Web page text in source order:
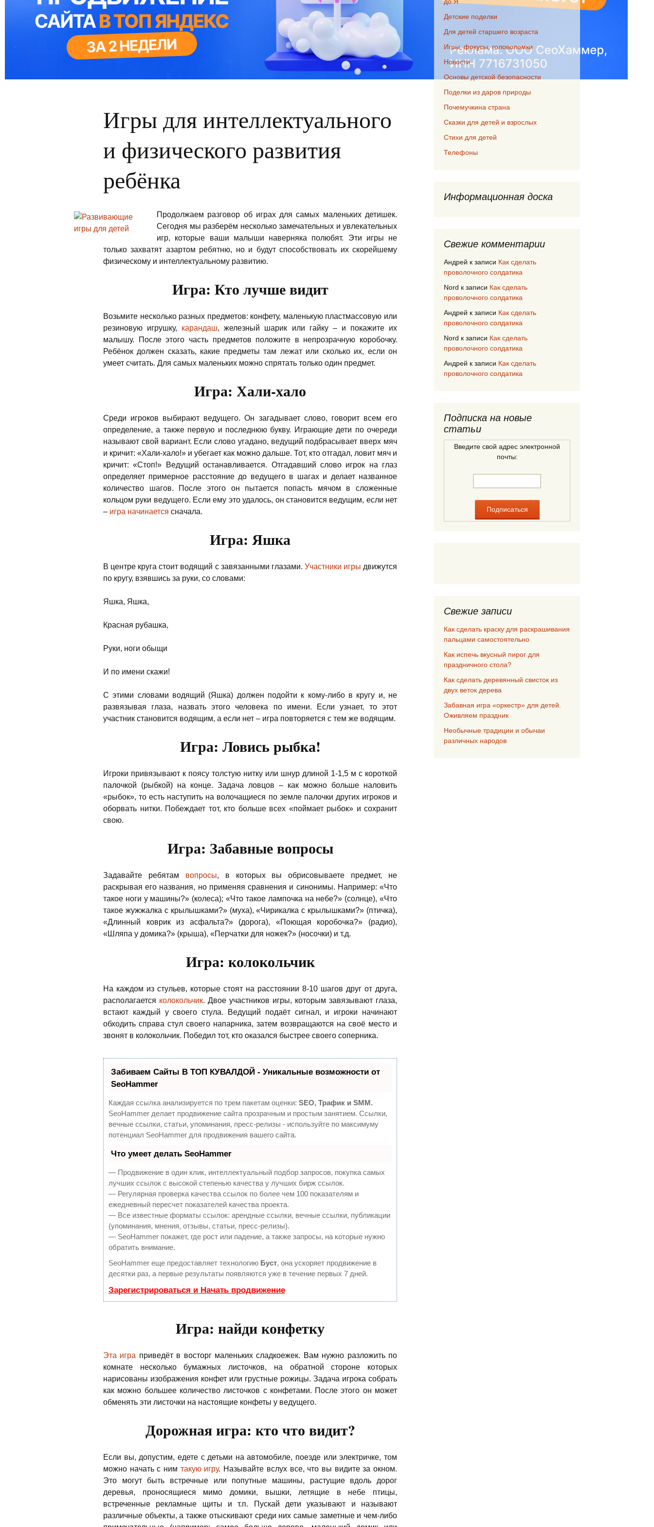
Игры для интеллектуального
и физического развития
ребёнка
Продолжаем разговор об играх для самых маленьких детишек.
Сегодня мы разберём несколько замечательных и увлекательных
игр, которые ваши малыши наверняка полюбят. Эти игры не
только захватят азартом ребятню, но и будут способствовать их скорейшему
физическому и интеллектуальному развитию.
Игра: Кто лучше видит
Возьмите несколько разных предметов: конфету, маленькую пластмассовую или
резиновую игрушку, карандаш, железный шарик или гайку – и покажите их
малышу. После этого часть предметов положите в непрозрачную коробочку.
Ребёнок должен сказать, какие предметы там лежат или сколько их, если он
умеет считать. Для самых маленьких можно спрятать только один предмет.
Игра: Хали-хало
Среди игроков выбирают ведущего. Он загадывает слово, говорит всем его
определение, а также первую и последнюю букву. Играющие дети по очереди
называют свой вариант. Если слово угадано, ведущий подбрасывает вверх мяч
и кричит: «Хали-хало!» и убегает как можно дальше. Тот, кто отгадал, ловит мяч и
кричит: «Стоп!» Ведущий останавливается. Отгадавший слово игрок на глаз
определяет примерное расстояние до ведущего в шагах и делает названное
количество шагов. После этого он пытается попасть мячом в сложенные
кольцом руки ведущего. Если ему это удалось, он становится ведущим, если нет
– игра начинается сначала.
Игра: Яшка
В центре круга стоит водящий с завязанными глазами. Участники игры движутся
по кругу, взявшись за руки, со словами:
Яшка, Яшка,
Красная рубашка,
Руки, ноги обыщи
И по имени скажи!
С этими словами водящий (Яшка) должен подойти к кому-либо в кругу и, не
развязывая глаза, назвать этого человека по имени. Если узнает, то этот
участник становится водящим, а если нет – игра повторяется с тем же водящим.
Игра: Ловись рыбка!
Игроки привязывают к поясу толстую нитку или шнур длиной 1-1,5 м с короткой
палочкой (рыбкой) на конце. Задача ловцов – как можно больше наловить
«рыбок», то есть наступить на волочащиеся по земле палочки других игроков и
оборвать нитки. Побеждает тот, кто больше всех «поймает рыбок» и сохранит
свою.
Игра: Забавные вопросы
Задавайте ребятам вопросы, в которых вы обрисовываете предмет, не
раскрывая его названия, но применяя сравнения и синонимы. Например: «Что
такое ноги у машины?» (колеса); «Что такое лампочка на небе?» (солнце), «Что
такое жужжалка с крылышками?» (муха), «Чирикалка с крылышками?» (птичка),
«Длинный коврик из асфальта?» (дорога), «Поющая коробочка?» (радио),
«Шляпа у домика?» (крыша), «Перчатки для ножек?» (носочки) и т.д.
Игра: колокольчик
На каждом из стульев, которые стоят на расстоянии 8-10 шагов друг от друга,
располагается колокольчик. Двое участников игры, которым завязывают глаза,
встают каждый у своего стула. Ведущий подаёт сигнал, и игроки начинают
обходить справа стул своего напарника, затем возвращаются на своё место и
звонят в колокольчик. Победил тот, кто оказался быстрее своего соперника.
Забиваем Сайты В ТОП КУВАЛДОЙ - Уникальные возможности от
SeoHammer
Каждая ссылка анализируется по трем пакетам оценки: SEO, Трафик и SMM.
SeoHammer делает продвижение сайта прозрачным и простым занятием. Ссылки,
вечные ссылки, статьи, упоминания, пресс-релизы - используйте по максимуму
потенциал SeoHammer для продвижения вашего сайта.
Что умеет делать SeoHammer
— Продвижение в один клик, интеллектуальный подбор запросов, покупка самых
лучших ссылок с высокой степенью качества у лучших бирж ссылок.
— Регулярная проверка качества ссылок по более чем 100 показателям и
ежедневный пересчет показателей качества проекта.
— Все известные форматы ссылок: арендные ссылки, вечные ссылки, публикации
(упоминания, мнения, отзывы, статьи, пресс-релизы).
— SeoHammer покажет, где рост или падение, а также запросы, на которые нужно
обратить внимание.
SeoHammer еще предоставляет технологию Буст, она ускоряет продвижение в
десятки раз, а первые результаты появляются уже в течение первых 7 дней.
Зарегистрироваться и Начать продвижение
Игра: найди конфетку
Эта игра приведёт в восторг маленьких сладкоежек. Вам нужно разложить по
комнате несколько бумажных листочков, на обратной стороне которых
нарисованы изображения конфет или грустные рожицы. Задача игрока собрать
как можно большее количество листочков с конфетами. После этого он может
обменять эти листочки на настоящие конфеты у ведущего.
Дорожная игра: кто что видит?
Если вы, допустим, едете с детьми на автомобиле, поезде или электричке, том
можно начать с ним такую игру. Называйте вслух все, что вы видите за окном.
Это могут быть встречные или попутные машины, растущие вдоль дорог
деревья, проносящиеся мимо домики, вышки, летящие в небе птицы,
встреченные рекламные щиты и т.п. Пускай дети указывают и называют
различные объекты, а также отыскивают среди них самые заметные и чем-либо
Детские поделки
Для детей старшего возраста
Игры, фокусы, головоломки
Новости
Основы детской безопасности
Поделки из даров природы
Почемучкина страна
Сказки для детей и взрослых
Стихи для детей
Телефоны
Информационная доска
Свежие комментарии
Андрей к записи Как сделать
проволочного солдатика
Nord к записи Как сделать
проволочного солдатика
Андрей к записи Как сделать
проволочного солдатика
Nord к записи Как сделать
проволочного солдатика
Андрей к записи Как сделать
проволочного солдатика
Подписка на новые
статьи
Введите свой адрес электронной
почты:
Свежие записи
Как сделать краску для раскрашивания
пальцами самостоятельно
Как испечь вкусный пирог для
праздничного стола?
Как сделать деревянный свисток из
двух веток дерева
Забавная игра «оркестр» для детей.
Оживляем праздник
Необычные традиции и обычаи
различных народов